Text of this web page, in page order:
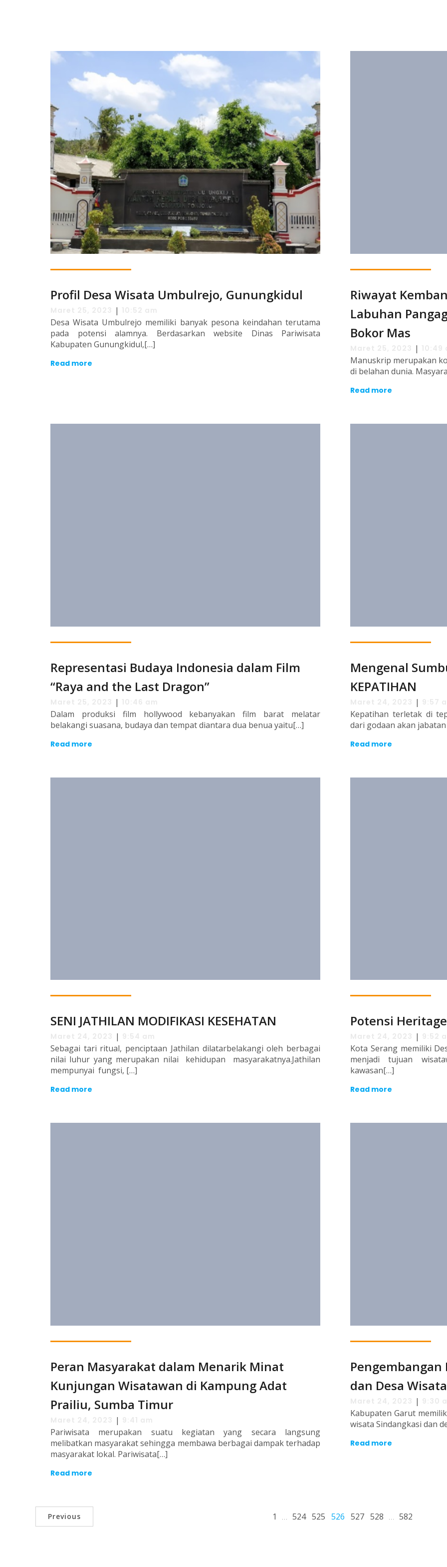
Profil Desa Wisata Umbulrejo, Gunungkidul
|
Desa Wisata Umbulrejo memiliki banyak pesona keindahan terutama
pada potensi alamnya. Berdasarkan website Dinas Pariwisata
Kabupaten Gunungkidul,[…]
Read more
Riwayat
Labuhan
Bokor Mas
|
Manuskrip merupakan
di belahan dunia.
Read more
Representasi Budaya Indonesia dalam Film
“Raya and the Last Dragon”
|
Dalam produksi film hollywood kebanyakan film barat melatar
belakangi suasana, budaya dan tempat diantara dua benua yaitu[…]
Read more
Mengenal
KEPATIHAN
|
Kepatihan terletak di
dari godaan akan
Read more
SENI JATHILAN MODIFIKASI KESEHATAN
|
Sebagai tari ritual, penciptaan Jathilan dilatarbelakangi oleh berbagai
nilai luhur yang merupakan nilai kehidupan masyarakatnya.Jathilan
mempunyai fungsi, […]
Read more
Potensi
|
Kota Serang memiliki
menjadi tujuan
kawasan[…]
Read more
Peran Masyarakat dalam Menarik Minat
Kunjungan Wisatawan di Kampung Adat
Prailiu, Sumba Timur
|
Pariwisata merupakan suatu kegiatan yang secara langsung
melibatkan masyarakat sehingga membawa berbagai dampak terhadap
masyarakat lokal. Pariwisata[…]
Read more
Pengembangan
dan Desa
|
Kabupaten Garut
wisata Sindangkasi dan
Read more
Previous 1 … 524 525 526 527 528 … 582